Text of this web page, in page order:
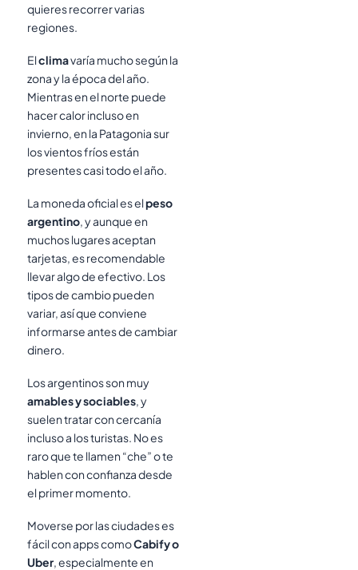
quieres recorrer varias
regiones.
Elclimavaría mucho según la
zona y la época del año.
Mientras en el norte puede
hacer calor incluso en
invierno, en la Patagonia sur
los vientos fríos están
presentes casi todo el año.
La moneda oficial es elpeso
argentino, y aunque en
muchos lugares aceptan
tarjetas, es recomendable
llevar algo de efectivo. Los
tipos de cambio pueden
variar, así que conviene
informarse antes de cambiar
dinero.
Los argentinos son muy
amables y sociables, y
suelen tratar con cercanía
incluso a los turistas. No es
raro que te llamen “che” o te
hablen con confianza desde
el primer momento.
Moverse por las ciudades es
fácil con apps comoCabify o
Uber, especialmente en